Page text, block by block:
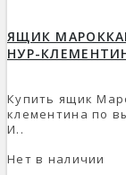
ЯЩИК
НУР-
Купить ящик
клементина по
И..
Нет в наличии